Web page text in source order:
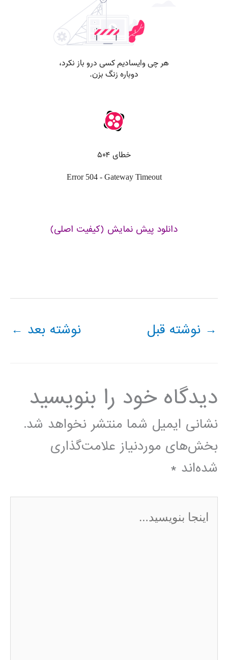
دانلود پیش نمایش (کیفیت اصلی)
→ نوشته قبل نوشته بعد ←
دیدگاه‌ خود را بنویسید
نشانی ایمیل شما منتشر نخواهد شد.
بخش‌های موردنیاز علامت‌گذاری
شده‌اند *
اینجا
بنویسید…